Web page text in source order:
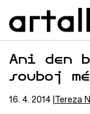
Ani den
souboj
16. 4. 2014 Tereza